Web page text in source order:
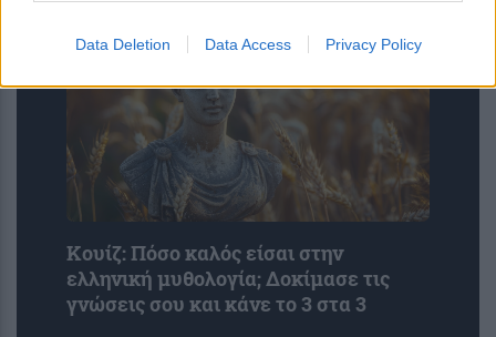
Data Deletion Data Access Privacy Policy
Κουίζ: Πόσο καλός είσαι στην
ελληνική μυθολογία; Δοκίμασε τις
γνώσεις σου και κάνε το 3 στα 3